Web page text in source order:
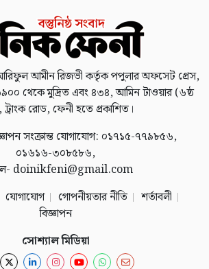
আমীন রিজভী কর্তৃক পপুলার অফসেট প্রেস,
থেকে মুদ্রিত এবং ৪৩৪, আমিন টাওয়ার (৬ষ্ঠ
রোড, ফেনী হতে প্রকাশিত।
সংক্রান্ত যোগাযোগ: ০১৭১৫-৭৭৯৮৫৬,
০১৬১৬-৩০৮৫৮৬,
doinikfeni@gmail.com
যোগাযোগ গোপনীয়তার নীতি
শর্তাবলী
বিজ্ঞাপন
সোশ্যাল মিডিয়া